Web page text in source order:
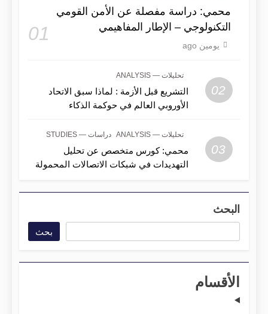
محمي: دراسة مفصلة عن الأمن القومي
التكنولوجي – الإطار المفاهيمي
01
يومين ago
02
تحليلات — ANALYSIS
التشريع قبل الأزمة : لماذا سبق الاتحاد
الأوروبي العالم في حوكمة الذكاء
03
تحليلات — ANALYSIS دراسات — STUDIES
محمي: كورس متخصص عن تحليل
التهديدات في شبكات الاتصالات المحمولة
البحث
بحث
الأقسام